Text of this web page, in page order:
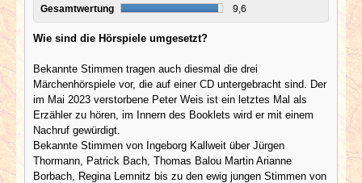
Gesamtwertung
9,6
Wie sind die Hörspiele umgesetzt?
Bekannte Stimmen tragen auch diesmal die drei
Märchenhörspiele vor, die auf einer CD untergebracht sind. Der
im Mai 2023 verstorbene Peter Weis ist ein letztes Mal als
Erzähler zu hören, im Innern des Booklets wird er mit einem
Nachruf gewürdigt.
Bekannte Stimmen von Ingeborg Kallweit über Jürgen
Thormann, Patrick Bach, Thomas Balou Martin Arianne
Borbach, Regina Lemnitz bis zu den ewig jungen Stimmen von